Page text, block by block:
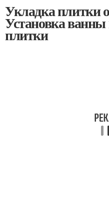
Укладка плитки
Установка ванны
плитки